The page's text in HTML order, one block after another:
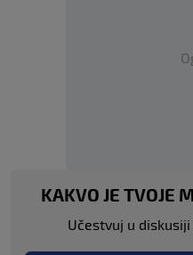
KAKVO JE TVOJE
Učestvuj u